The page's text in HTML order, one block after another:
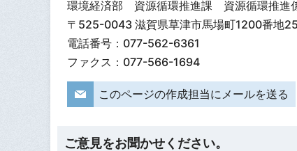
環境経済部 資源循環推進課 資源循環推進係
〒525-0043 滋賀県草津市馬場町1200番地25
電話番号：077-562-6361
ファクス：077-566-1694
このページの作成担当にメールを送る
ご意見をお聞かせください。